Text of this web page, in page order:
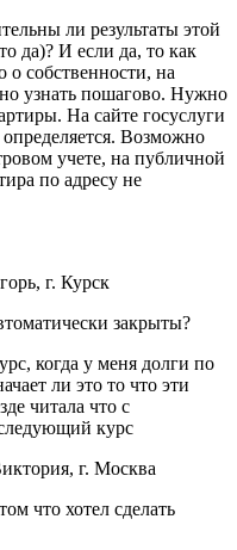
ли результаты этой
да)? И если да, то как
о собственности, на
узнать пошагово. Нужно
На сайте госуслуги
Возможно
учете, на публичной
по адресу не
г. Курск
закрыты?
когда у меня долги по
ли это то что эти
читала что с
курс
г. Москва
что хотел сделать